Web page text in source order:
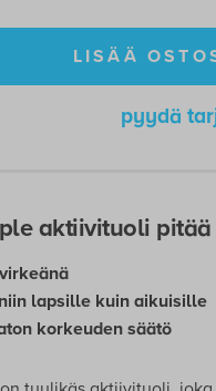
LISÄÄ
pyydä
aktiivituoli
lapsille kuin aikuisille
korkeuden säätö